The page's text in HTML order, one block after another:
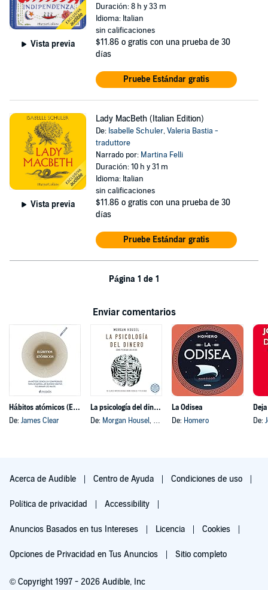
Vista previa
Duración: 8 h y 33 m
Idioma: Italian
sin calificaciones
$11.86 o gratis con una prueba de 30
días
Pruebe Estándar gratis
Vista previa
Lady MacBeth (Italian Edition)
De: Isabelle Schuler,Valeria Bastia -
traduttore
Narrado por: Martina Felli
Duración: 10 h y 31 m
Idioma: Italian
sin calificaciones
$11.86 o gratis con una prueba de 30
días
Pruebe Estándar gratis
Página 1 de 1
Enviar comentarios
Hábitos atómicos (Español neutro)
De: James Clear
La psicología del dinero
De: Morgan Housel, y otros
La Odisea
De: Homero
De:
Acerca de Audible Centro de Ayuda Condiciones de uso
Política de privacidad Accessibility
Anuncios Basados en tus Intereses Licencia Cookies
Opciones de Privacidad en Tus Anuncios Sitio completo
© Copyright 1997 - 2026 Audible, Inc